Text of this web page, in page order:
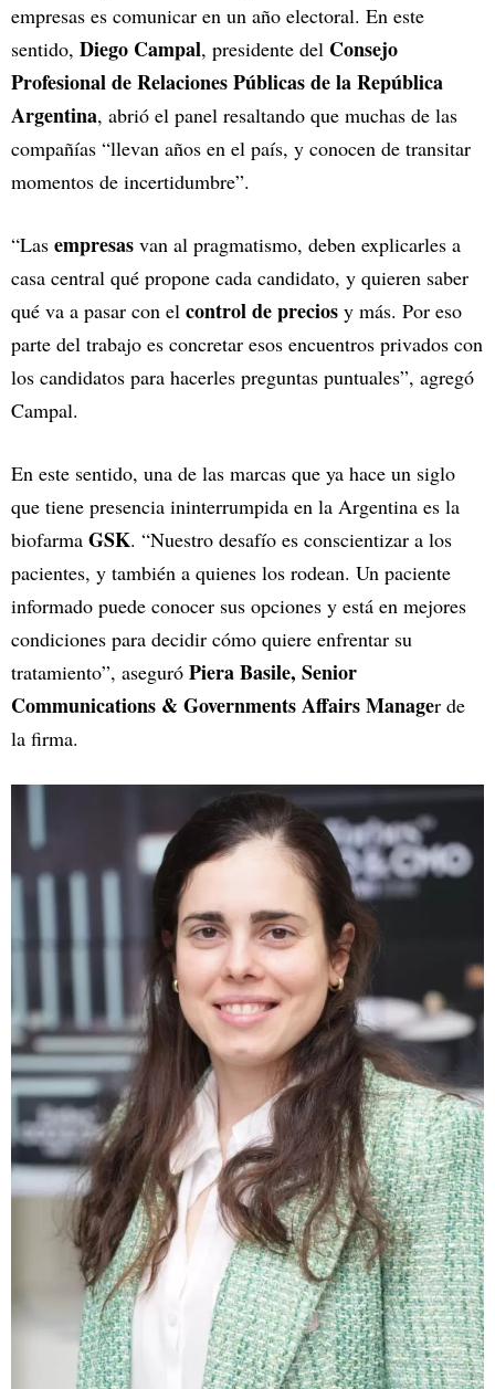
empresas es comunicar en un año electoral. En este
sentido, Diego Campal, presidente del Consejo
Profesional de Relaciones Públicas de la República
Argentina, abrió el panel resaltando que muchas de las
compañías “llevan años en el país, y conocen de transitar
momentos de incertidumbre”.
“Las empresas van al pragmatismo, deben explicarles a
casa central qué propone cada candidato, y quieren saber
qué va a pasar con el control de precios y más. Por eso
parte del trabajo es concretar esos encuentros privados con
los candidatos para hacerles preguntas puntuales”, agregó
Campal.
En este sentido, una de las marcas que ya hace un siglo
que tiene presencia ininterrumpida en la Argentina es la
biofarma GSK. “Nuestro desafío es conscientizar a los
pacientes, y también a quienes los rodean. Un paciente
informado puede conocer sus opciones y está en mejores
condiciones para decidir cómo quiere enfrentar su
tratamiento”, aseguró Piera Basile, Senior
Communications & Governments Affairs Manager de
la firma.